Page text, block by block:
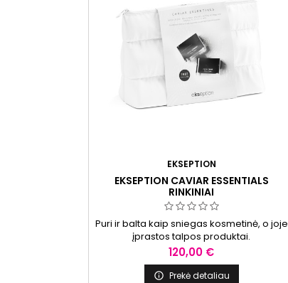
EKSEPTION
EKSEPTION CAVIAR ESSENTIALS
RINKINIAI
Puri ir balta kaip sniegas kosmetinė, o joje
įprastos talpos produktai.
Kaina
120,00 €
 Prekė detaliau